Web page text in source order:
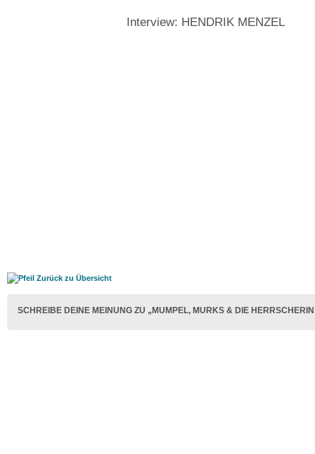
Interview: HENDRIK MENZEL
Zurück zu Übersicht
SCHREIBE DEINE MEINUNG ZU „MUMPEL, MURKS & DIE